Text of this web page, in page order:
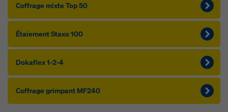
Cof­f­rage mixte Top 50
Étaie­ment Staxo 100
Dokaflex 1-2-4
Cof­f­rage grim­pant MF240